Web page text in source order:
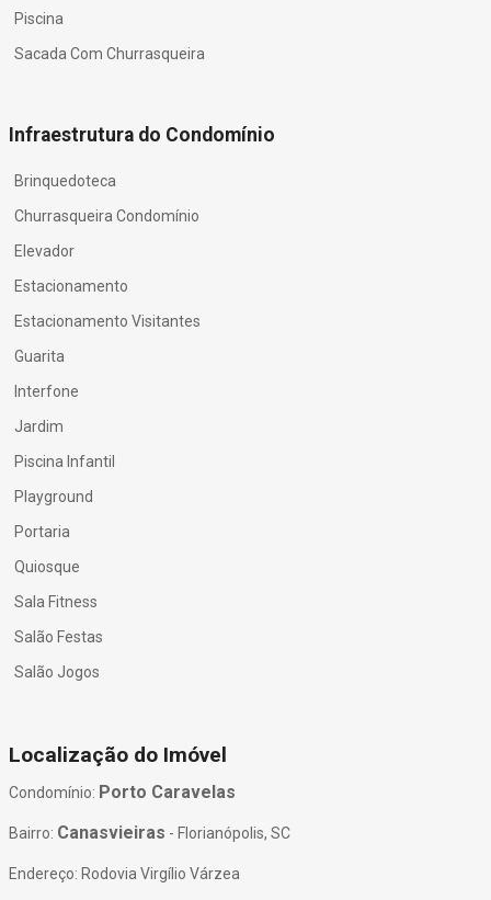
Piscina
Sacada Com Churrasqueira
Infraestrutura do Condomínio
Brinquedoteca
Churrasqueira Condomínio
Elevador
Estacionamento
Estacionamento Visitantes
Guarita
Interfone
Jardim
Piscina Infantil
Playground
Portaria
Quiosque
Sala Fitness
Salão Festas
Salão Jogos
Localização do Imóvel
Condomínio: Porto Caravelas
Bairro: Canasvieiras - Florianópolis, SC
Endereço: Rodovia Virgílio Várzea